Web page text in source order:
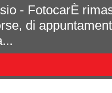
Saranno sette
Formula 4 italiana
una impor...